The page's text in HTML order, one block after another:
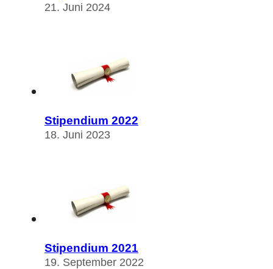
21. Juni 2024
Stipendium 2022
18. Juni 2023
Stipendium 2021
19. September 2022